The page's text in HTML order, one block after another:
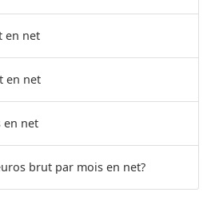
en net
en net
en net
brut par mois en net?